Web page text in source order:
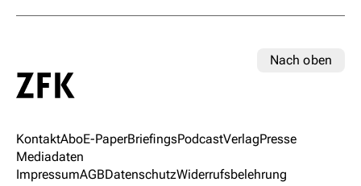
Nach oben
KontaktAboE-PaperBriefingsPodcastVerlagPresse
Mediadaten
ImpressumAGBDatenschutzWiderrufsbelehrung